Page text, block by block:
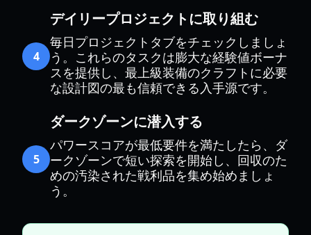
4
デイリープロジェクトに取り組む
毎日プロジェクトタブをチェックしましょ
う。これらのタスクは膨大な経験値ボーナ
スを提供し、最上級装備のクラフトに必要
な設計図の最も信頼できる入手源です。
5
ダークゾーンに潜入する
パワースコアが最低要件を満たしたら、ダ
ークゾーンで短い探索を開始し、回収のた
めの汚染された戦利品を集め始めましょ
う。